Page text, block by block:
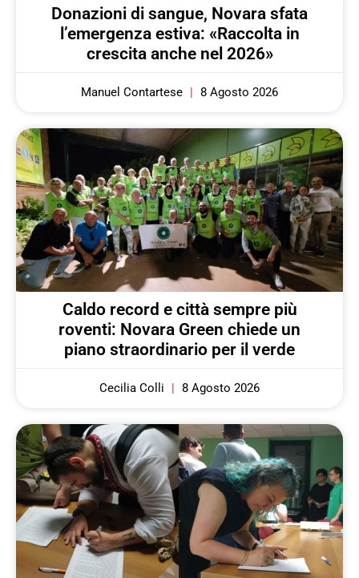
Donazioni di sangue, Novara sfata
l’emergenza estiva: «Raccolta in
crescita anche nel 2026»
Manuel Contartese 8 Agosto 2026
Caldo record e città sempre più
roventi: Novara Green chiede un
piano straordinario per il verde
Cecilia Colli 8 Agosto 2026